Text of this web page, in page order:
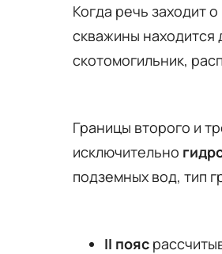
Когда речь заходит
скважины находится
скотомогильник,
Границы второго и
исключительно
подземных вод, тип
II пояс